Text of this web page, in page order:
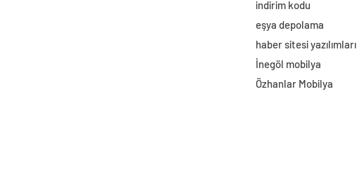
indirim kodu
eşya depolama
haber sitesi yazılımları
İnegöl mobilya
Özhanlar Mobilya